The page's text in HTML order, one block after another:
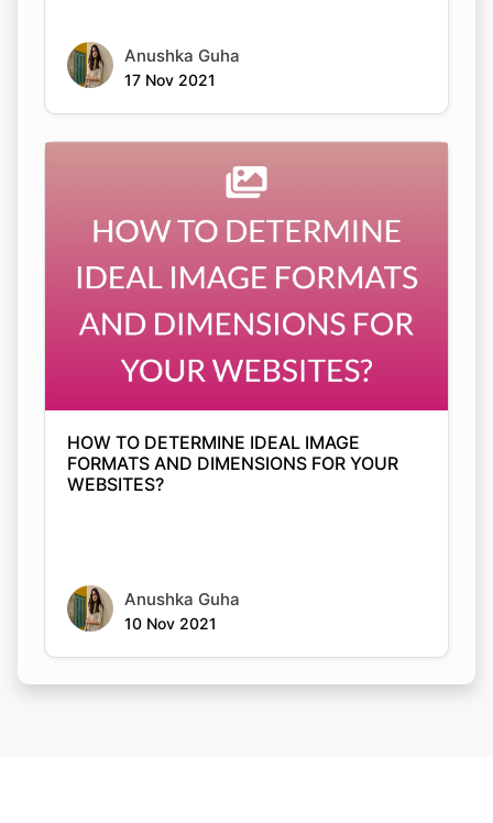
Anushka Guha
17 Nov 2021
HOW TO DETERMINE IDEAL IMAGE
FORMATS AND DIMENSIONS FOR YOUR
WEBSITES?
Anushka Guha
10 Nov 2021